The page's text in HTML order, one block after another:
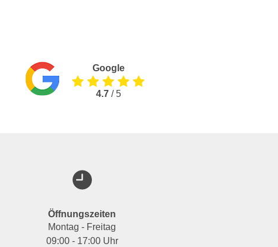
Google
4.7/ 5
Öffnungszeiten
Montag - Freitag
09:00 - 17:00 Uhr